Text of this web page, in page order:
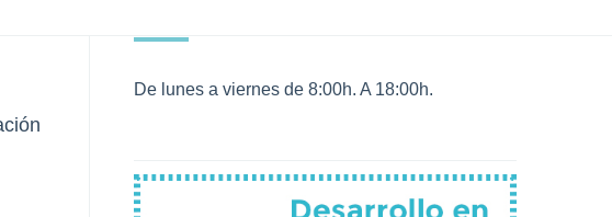
De lunes a viernes de 8:00h. A 18:00h.